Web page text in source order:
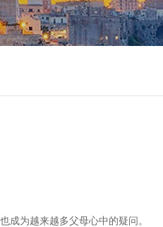
成为越来越多父母心中的疑问。